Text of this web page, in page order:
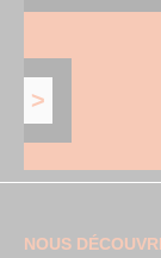
NOUS